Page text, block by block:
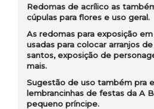
Redomas de acrílico as
cúpulas para flores e uso geral.
As redomas para exposição
usadas para colocar arranjos
santos, exposição de
mais.
Sugestão de uso também pra
lembrancinhas de festas da A
pequeno príncipe.